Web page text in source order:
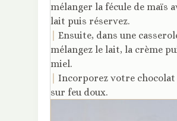
mélanger la fécule de maïs
lait puis réservez.
Ensuite, dans une
mélangez le lait, la crème
miel.
Incorporez votre
sur feu doux.